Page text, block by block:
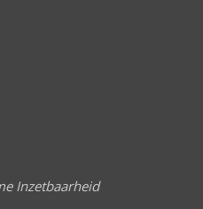
Inzetbaarheid